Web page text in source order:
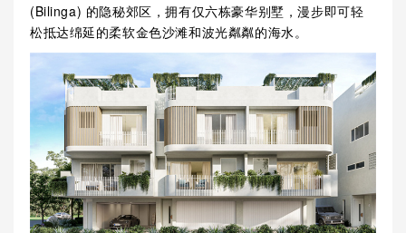
(Bilinga) 的隐秘郊区，拥有仅六栋豪华别墅，漫步即可轻
松抵达绵延的柔软金色沙滩和波光粼粼的海水。